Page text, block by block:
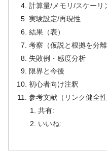
計算量/メモリ/スケーリ
実験設定/再現性
結果（表）
考察（仮説と根拠を分離
失敗例・感度分析
限界と今後
初心者向け注釈
参考文献（リンク健全性
共有:
いいね: